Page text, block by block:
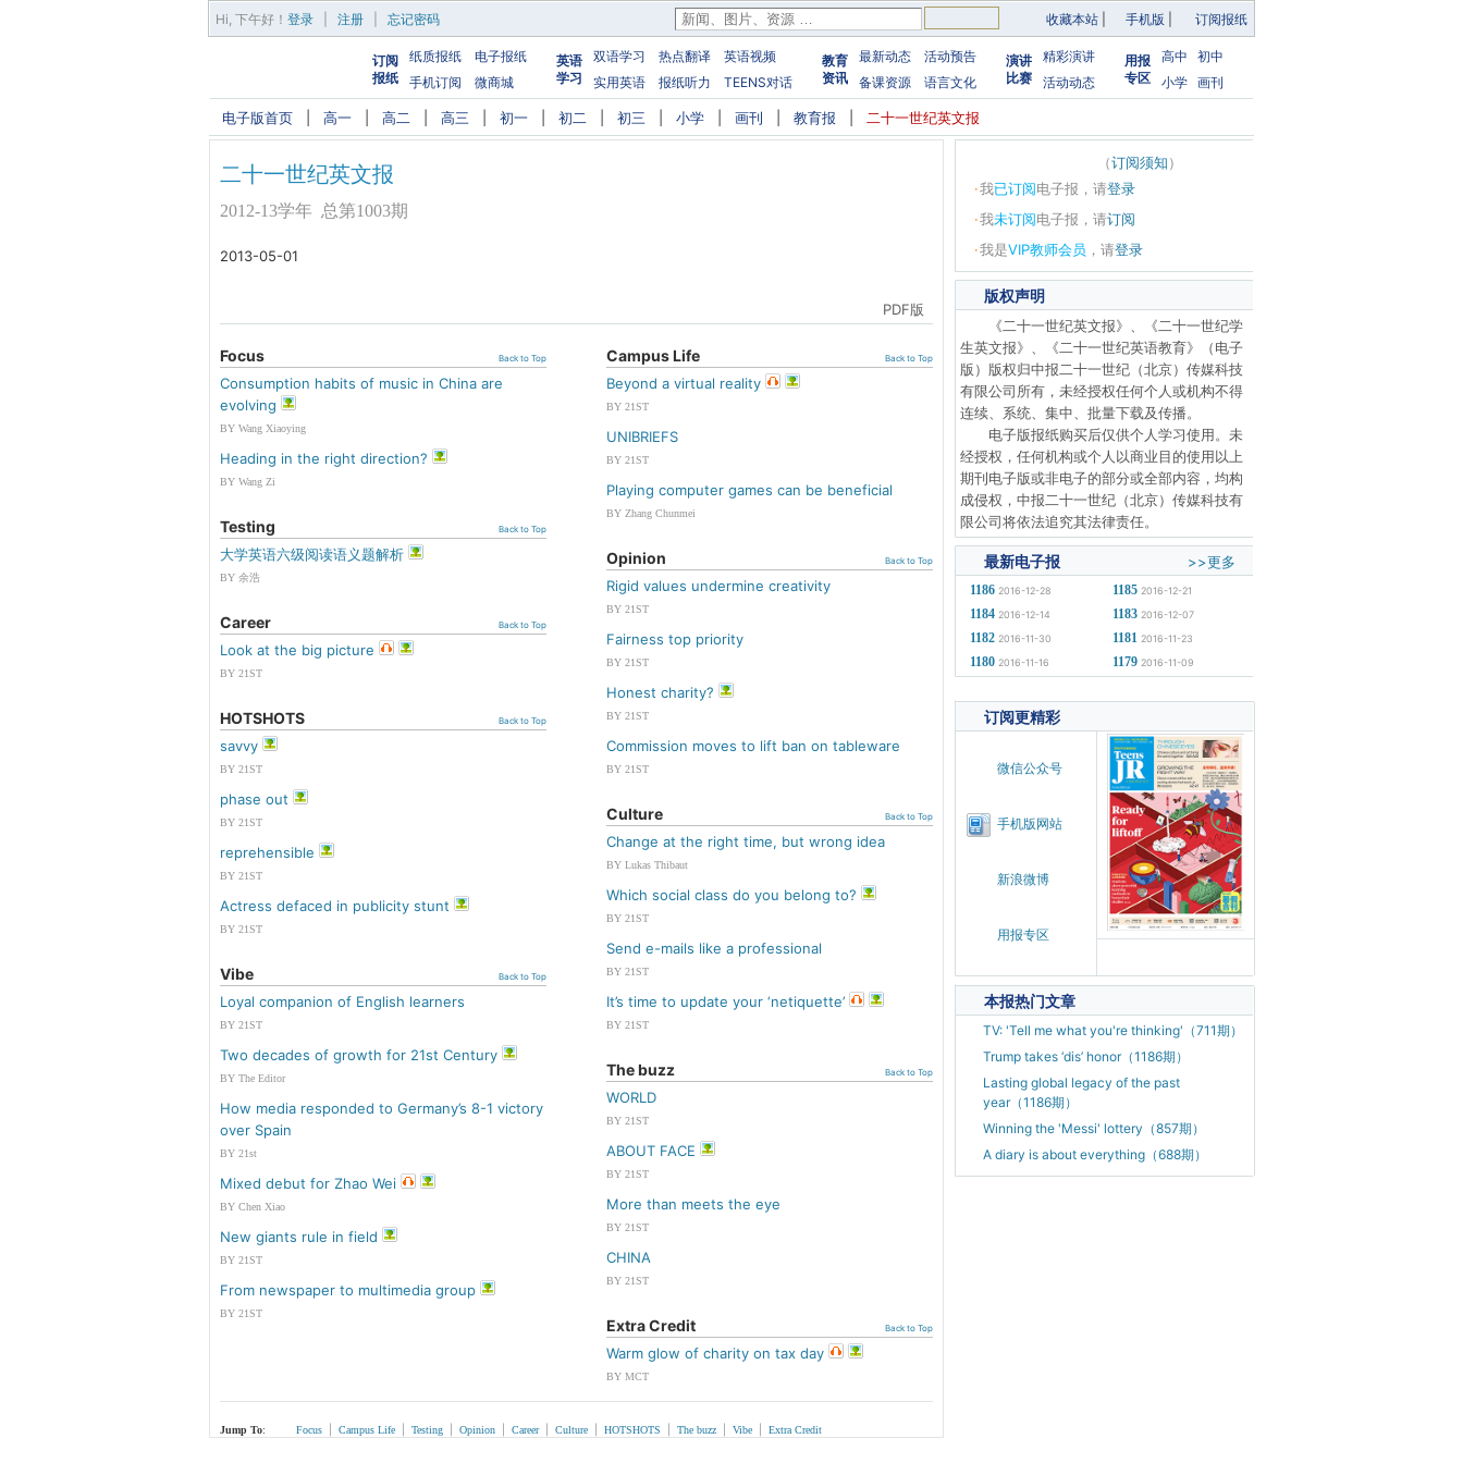
Hi, 下午好 ！ 登录 注册 忘记密码 收藏本站 手机版 订阅报纸
订阅
报纸
纸质报纸
电子报纸
手机订阅
微商城
英语
学习
双语学习 热点翻译
英语视频
实用英语
报纸听力 TEENS对话
教育
资讯
最新动态
活动预告
备课资源
语言文化
演讲
比赛
精彩演讲
活动动态
用报
专区
高中
初中
小学 画刊
电子版首页 高一 高二 高三 初一 初二 初三 小学 画刊 教育报 二十一世纪英文报
二十一世纪英文报
2012-13学年 总第1003期
2013-05-01
PDF版
Back to Top
Focus
Consumption habits of music in China are
evolving
BY Wang Xiaoying
Heading in the right direction?
BY Wang Zi
Back to Top
Testing
大学英语六级阅读语义题解析
BY 余浩
Back to Top
Career
Look at the big picture
BY 21ST
Back to Top
HOTSHOTS
savvy
BY 21ST
phase out
BY 21ST
reprehensible
BY 21ST
Actress defaced in publicity stunt
BY 21ST
Back to Top
Vibe
Loyal companion of English learners
BY 21ST
Two decades of growth for 21st Century
BY The Editor
How media responded to Germany’s 8-1 victory
over Spain
BY 21st
Mixed debut for Zhao Wei
BY Chen Xiao
New giants rule in field
BY 21ST
From newspaper to multimedia group
BY 21ST
Back to Top
Campus Life
Beyond a virtual reality
BY 21ST
UNIBRIEFS
BY 21ST
Playing computer games can be beneficial
BY Zhang Chunmei
Back to Top
Opinion
Rigid values undermine creativity
BY 21ST
Fairness top priority
BY 21ST
Honest charity?
BY 21ST
Commission moves to lift ban on tableware
BY 21ST
Back to Top
Culture
Change at the right time, but wrong idea
BY Lukas Thibaut
Which social class do you belong to?
BY 21ST
Send e-mails like a professional
BY 21ST
It’s time to update your ‘netiquette’
BY 21ST
Back to Top
The buzz
WORLD
BY 21ST
ABOUT FACE
BY 21ST
More than meets the eye
BY 21ST
CHINA
BY 21ST
Back to Top
Extra Credit
Warm glow of charity on tax day
BY MCT
Jump To: Focus Campus Life Testing Opinion Career| Culture HOTSHOTS The buzz Vibe Extra Credit
（订阅须知）
·我已订阅电子报，请登录
·我未订阅电子报，请订阅
·我是VIP教师会员 ，请登录
版权声明
《二十一世纪英文报》、《二十一世纪学
生英文报》、《二十一世纪英语教育》（电子
版）版权归中报二十一世纪（北京）传媒科技
有限公司所有，未经授权任何个人或机构不得
连续、系统、集中、批量下载及传播。
电子版报纸购买后仅供个人学习使用。未
经授权，任何机构或个人以商业目的使用以上
期刊电子版或非电子的部分或全部内容，均构
成侵权，中报二十一世纪（北京）传媒科技有
限公司将依法追究其法律责任。
>>更多
最新电子报
1186 2016-12-28 1185 2016-12-21
1184 2016-12-14 1183 2016-12-07
1182 2016-11-30 1181 2016-11-23
1180 2016-11-16 1179 2016-11-09
订阅更精彩
微信公众号
手机版网站
新浪微博
用报专区
本报热门文章
TV: 'Tell me what you're thinking'（711期）
Trump takes ‘dis’ honor（1186期）
Lasting global legacy of the past
year（1186期）
Winning the 'Messi' lottery（857期）
A diary is about everything（688期）